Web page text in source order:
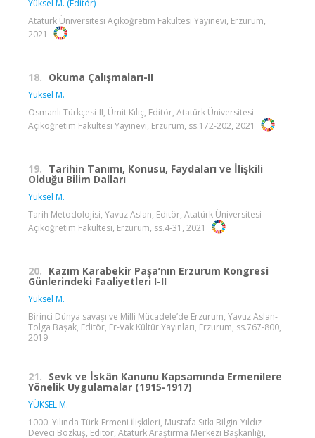
Yüksel M. (Editör)
Atatürk Üniversitesi Açıköğretim Fakültesi Yayınevi, Erzurum,
2021
18. Okuma Çalışmaları-II
Yüksel M.
Osmanlı Türkçesi-II, Ümit Kılıç, Editör, Atatürk Üniversitesi
Açıköğretim Fakültesi Yayınevi, Erzurum, ss.172-202, 2021
19. Tarihin Tanımı, Konusu, Faydaları ve İlişkili
Olduğu Bilim Dalları
Yüksel M.
Tarih Metodolojisi, Yavuz Aslan, Editör, Atatürk Üniversitesi
Açıköğretim Fakültesi, Erzurum, ss.4-31, 2021
20. Kazım Karabekir Paşa’nın Erzurum Kongresi
Günlerindeki Faaliyetleri I-II
Yüksel M.
Birinci Dünya savaşı ve Milli Mücadele’de Erzurum, Yavuz Aslan-
Tolga Başak, Editör, Er-Vak Kültür Yayınları, Erzurum, ss.767-800,
2019
21. Sevk ve İskân Kanunu Kapsamında Ermenilere
Yönelik Uygulamalar (1915-1917)
YÜKSEL M.
1000. Yılında Türk-Ermeni İlişkileri, Mustafa Sıtkı Bilgin-Yıldız
Deveci Bozkuş, Editör, Atatürk Araştırma Merkezi Başkanlığı,